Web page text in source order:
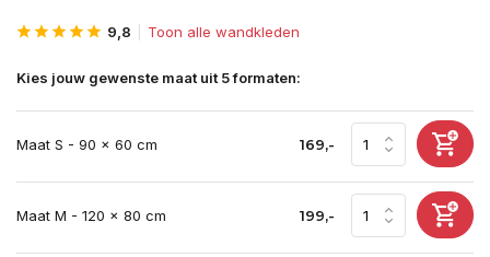
9,8 Toon alle wandkleden
Kies jouw gewenste maat uit 5 formaten:
Maat S - 90 x 60 cm 169,-
Maat M - 120 x 80 cm 199,-